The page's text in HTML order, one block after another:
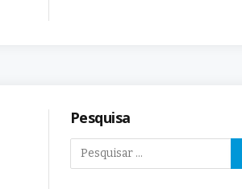
Pesquisa